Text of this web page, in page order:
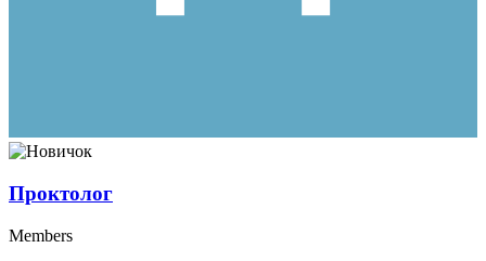
Проктолог
Members